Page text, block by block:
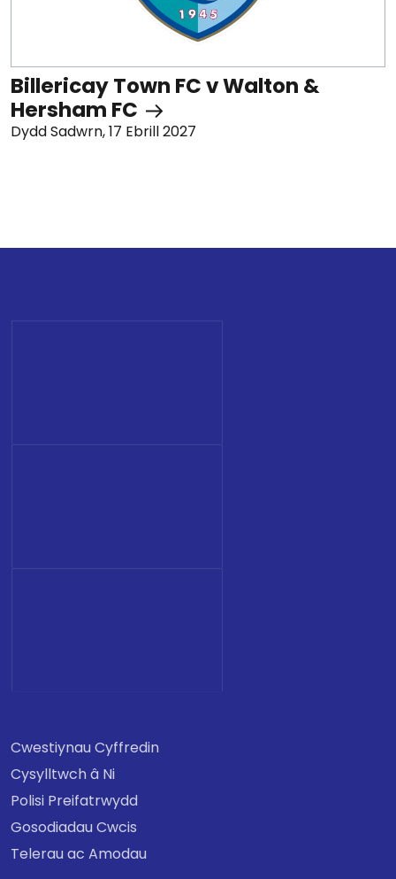
Billericay Town FC v Walton &
Hersham FC
Dydd Sadwrn, 17 Ebrill 2027
Cwestiynau Cyffredin
Cysylltwch â Ni
Polisi Preifatrwydd
Gosodiadau Cwcis
Telerau ac Amodau